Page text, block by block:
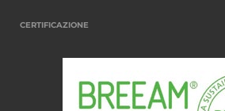
CERTIFICAZIONE